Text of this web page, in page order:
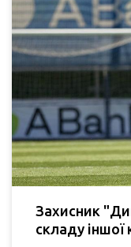
Захисник
складу